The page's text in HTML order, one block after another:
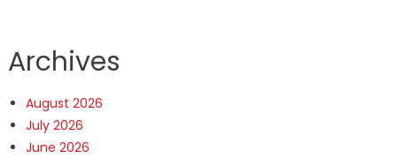
Archives
August 2026
July 2026
June 2026